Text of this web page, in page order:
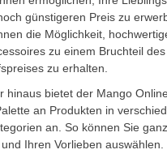
günstigeren Preis zu
die Möglichkeit,
zu einem Bruchteil
zu erhalten.
hinaus bietet der Mango
an Produkten in
an. So können Sie
Ihren Vorlieben auswählen.